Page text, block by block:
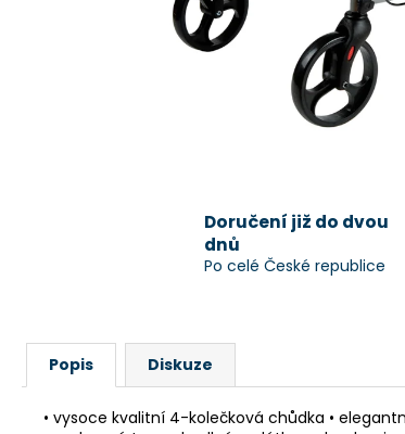
Doručení již do dvou
dnů
Po celé České republice
Popis Diskuze
• vysoce kvalitní 4-kolečková chůdka •